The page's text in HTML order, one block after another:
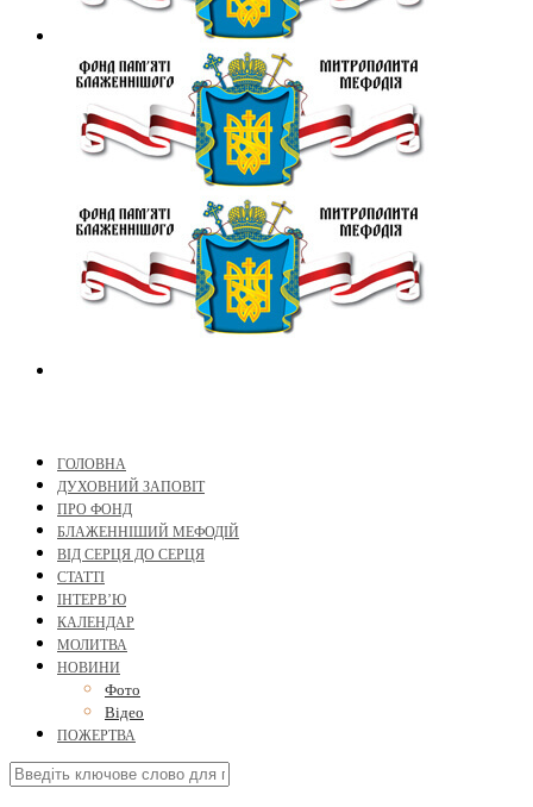
ГОЛОВНА
ДУХОВНИЙ ЗАПОВІТ
ПРО ФОНД
БЛАЖЕННІШИЙ МЕФОДІЙ
ВІД СЕРЦЯ ДО СЕРЦЯ
СТАТТІ
ІНТЕРВ’Ю
КАЛЕНДАР
МОЛИТВА
НОВИНИ
Фото
Відео
ПОЖЕРТВА